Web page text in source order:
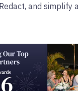
and simplify